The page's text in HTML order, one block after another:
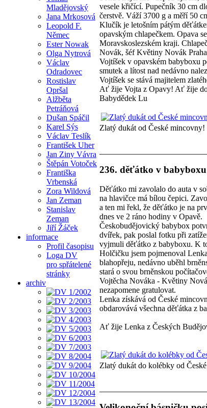
Mladějovský
Jana Mrkosová
Leopold F.
Němec
Ester Nowak
Olga Nytrová
Václav
Odradovec
Rostislav
Opršal
Alžběta
Petráňová
Dušan Spáčil
Karel Sýs
Václav Teslík
František Uher
Jan Ziny Vávra
Štěpán Votoček
Františka
Vrbenská
Zora Wildová
Jan Zeman
Stanislav
Zeman
Jiří Žáček
informace
Profil časopisu
Loga DV
pro spřátelené
stránky
archiv
vesele křičící. Pupečník 30 cm
čerstvě. Váží 3700 g a měří 50
Klučík je letošním pátým
opavským chlapečkem. Opava
Moravskoslezském kraji.
Novák, šéf Květiny Novák
Vojtíšek v opavském babyboxu
smutek a lítost nad nedávno
Vojtíšek se stává majitelem
Ať žije Vojta z Opavy! Ať žije
Babydědek Lu
Zlatý dukát od České mincovny!
236. děťátko v babyboxu
Děťátko mi zavolalo do auta v
na hlavičce má bílou čepici.
a ten mi řekl, že děťátko je na
dnes ve 2 ráno hodiny v Opavě.
Českobudějovický babybox
dvířek, pak poslal fotku při
vyjmuli děťátko z babyboxu. K
Holčičku jsem pojmenoval
blahopřeju, nedávno uběhl
stará o svou brněnskou
Vojtěcha Nováka - Květiny
nezapomene gratulovat.
Lenka získává od České
obdarovává všechna děťátka z
Ať žije Lenka z Českých
Zlatý dukát do kolébky od